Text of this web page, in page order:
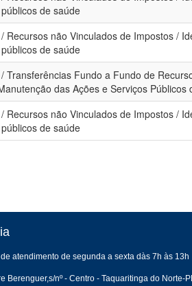
de saúde
Recursos não Vinculados de Impostos /
de saúde
Transferências Fundo a Fundo de
das Ações e Serviços Públicos
Recursos não Vinculados de Impostos /
de saúde
atendimento de segunda a sexta dàs 7h às 13h
Berenguer,s/nº - Centro - Taquaritinga do Norte-